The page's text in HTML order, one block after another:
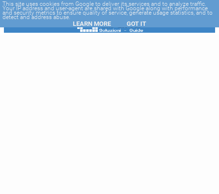
-->
This site uses cookies from Google to deliver its services and to analyze traffic.
Your IP address and user-agent are shared with Google along with performance
and security metrics to ensure quality of service, generate usage statistics, and to
detect and address abuse.
LEARN MORE GOT IT